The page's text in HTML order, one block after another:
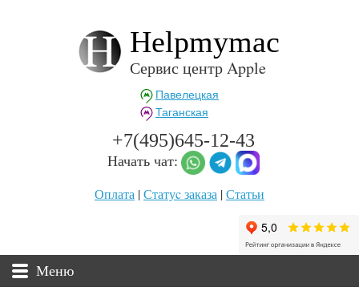
Helpmymac
Сервис центр Apple
Павелецкая
Таганская
+7(495)645-12-43
Начать чат:
Оплата |Статуc заказа |Статьи
Меню